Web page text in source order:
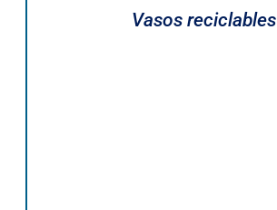
Vasos reciclables